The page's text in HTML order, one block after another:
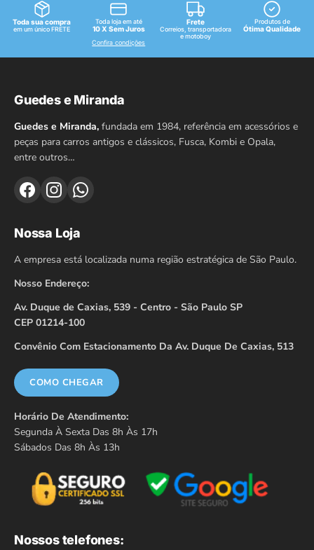
Toda sua compra
em um único FRETE
Toda loja em até
10 X Sem Juros
Confira condições
Frete
Correios, transportadora
e motoboy
Produtos de
Ótima Qualidade
Guedes e Miranda
Guedes e Miranda, fundada em 1984, referência em acessórios e
peças para carros antigos e clássicos, Fusca, Kombi e Opala,
entre outros…
Nossa Loja
A empresa está localizada numa região estratégica de São Paulo.
Nosso Endereço:
Av. Duque de Caxias, 539 - Centro - São Paulo SP
CEP 01214-100
Convênio Com Estacionamento Da Av. Duque De Caxias, 513
COMO CHEGAR
Horário De Atendimento:
Segunda À Sexta Das 8h Às 17h
Sábados Das 8h Às 13h
Nossos telefones: